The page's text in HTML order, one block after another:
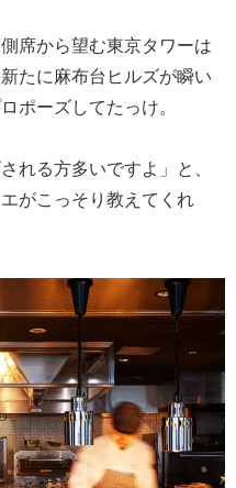
席から望む東京タワーは
たに麻布台ヒルズが瞬い
ポーズしてたっけ。
れる方多いですよ」と、
がこっそり教えてくれ